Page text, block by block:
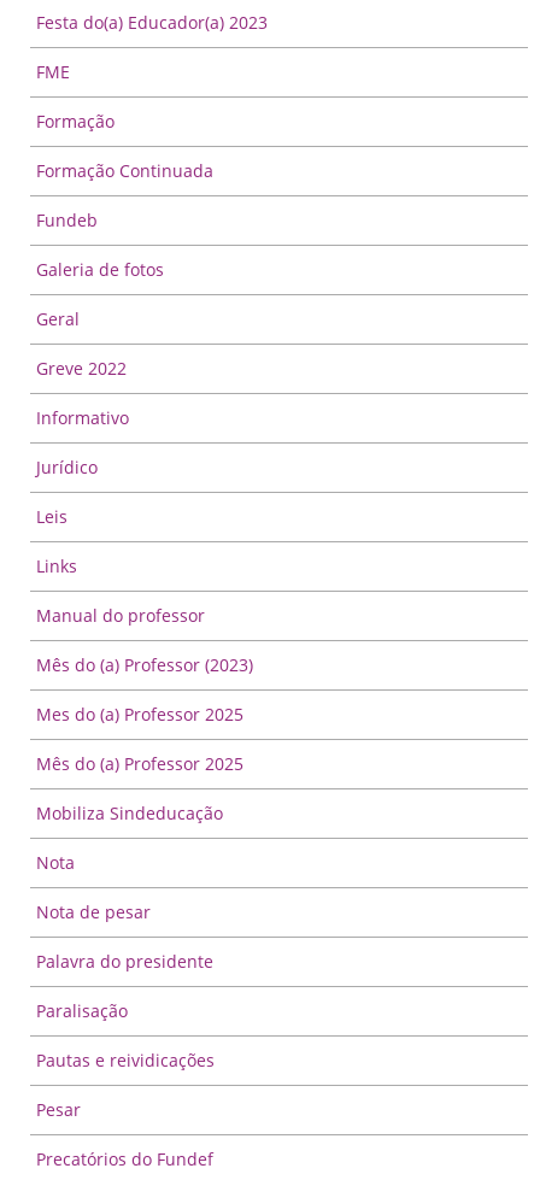
Festa do(a) Educador(a) 2023
FME
Formação
Formação Continuada
Fundeb
Galeria de fotos
Geral
Greve 2022
Informativo
Jurídico
Leis
Links
Manual do professor
Mês do (a) Professor (2023)
Mes do (a) Professor 2025
Mês do (a) Professor 2025
Mobiliza Sindeducação
Nota
Nota de pesar
Palavra do presidente
Paralisação
Pautas e reividicações
Pesar
Precatórios do Fundef